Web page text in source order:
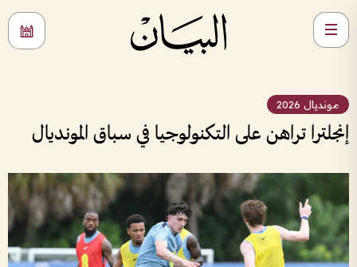
مونديال 2026
إنجلترا تراهن على التكنولوجيا في سباق المونديال